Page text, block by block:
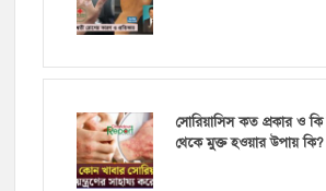
সোরিয়াসিস কত প্রকার ও
থেকে মুক্ত হওয়ার উপায় কি?